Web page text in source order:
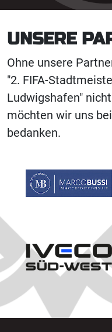
UNSERE
Ohne unsere
"2. FIFA-
Ludwigshafen"
möchten wir uns
bedanken.